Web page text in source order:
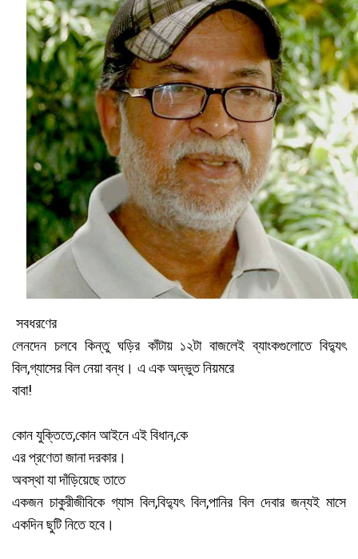
সবধরণের
লেনদেন চলবে কিন্তু ঘড়ির কাঁটায় ১২টা বাজলেই ব্যাংকগুলোতে বিদ্যুৎ
বিল,গ্যাসের বিল নেয়া বন্ধ। এ এক অদ্ভুত নিয়মরে
বাবা!
কোন যুক্তিতে,কোন আইনে এই বিধান,কে
এর প্রণেতা জানা দরকার।
অবস্থা যা দাঁড়িয়েছে তাতে
একজন চাকুরীজীবিকে গ্যাস বিল,বিদ্যুৎ বিল,পানির বিল দেবার জন্যই মাসে
একদিন ছুটি নিতে হবে।